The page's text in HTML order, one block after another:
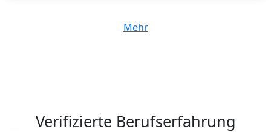
direkt in meine Arbeit als Gründer von Madmatics
ein, wo ich individuelle Lernwege fördere und gezielt
Mehr
Verifizierte Berufserfahrung